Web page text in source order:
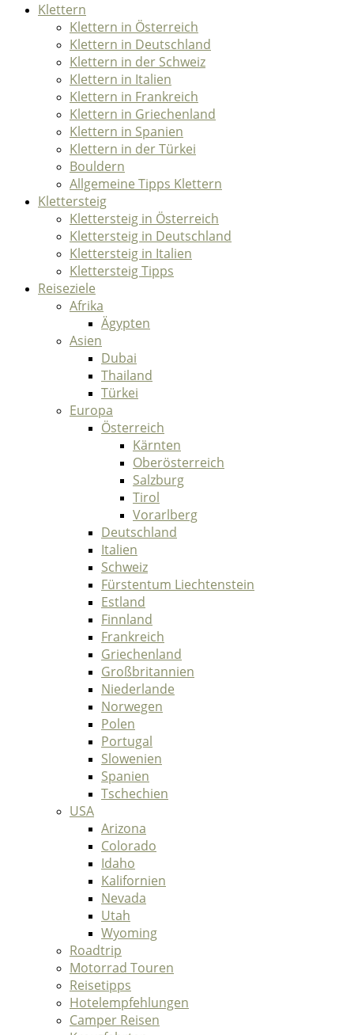
Klettern
Klettern in Österreich
Klettern in Deutschland
Klettern in der Schweiz
Klettern in Italien
Klettern in Frankreich
Klettern in Griechenland
Klettern in Spanien
Klettern in der Türkei
Bouldern
Allgemeine Tipps Klettern
Klettersteig
Klettersteig in Österreich
Klettersteig in Deutschland
Klettersteig in Italien
Klettersteig Tipps
Reiseziele
Afrika
Ägypten
Asien
Dubai
Thailand
Türkei
Europa
Österreich
Kärnten
Oberösterreich
Salzburg
Tirol
Vorarlberg
Deutschland
Italien
Schweiz
Fürstentum Liechtenstein
Estland
Finnland
Frankreich
Griechenland
Großbritannien
Niederlande
Norwegen
Polen
Portugal
Slowenien
Spanien
Tschechien
USA
Arizona
Colorado
Idaho
Kalifornien
Nevada
Utah
Wyoming
Roadtrip
Motorrad Touren
Reisetipps
Hotelempfehlungen
Camper Reisen